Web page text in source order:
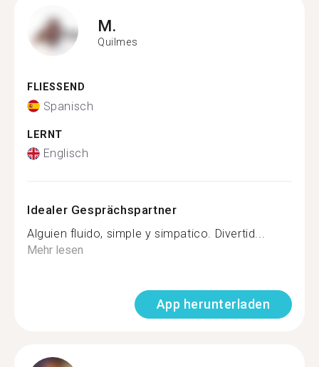
M.
Quilmes
FLIESSEND
Spanisch
LERNT
Englisch
Idealer Gesprächspartner
Alguien fluido, simple y simpatico. Divertid...
Mehr lesen
App herunterladen